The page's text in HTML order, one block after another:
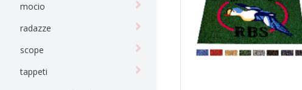
mocio
radazze
scope
tappeti